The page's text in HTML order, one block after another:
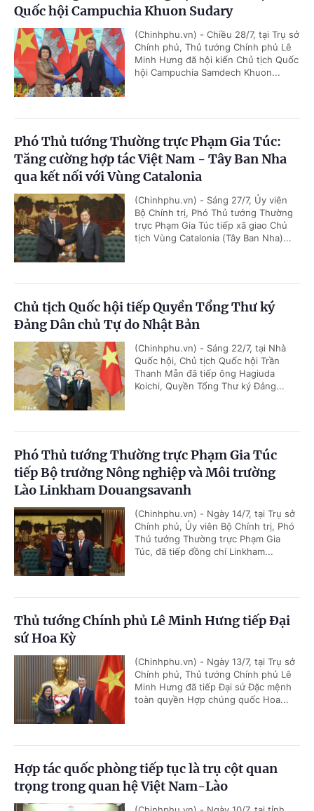
Quốc hội Campuchia Khuon Sudary
(Chinhphu.vn) - Chiều 28/7, tại Trụ sở
Chính phủ, Thủ tướng Chính phủ Lê
Minh Hưng đã hội kiến Chủ tịch Quốc
hội Campuchia Samdech Khuon...
Phó Thủ tướng Thường trực Phạm Gia Túc:
Tăng cường hợp tác Việt Nam - Tây Ban Nha
qua kết nối với Vùng Catalonia
(Chinhphu.vn) - Sáng 27/7, Ủy viên
Bộ Chính trị, Phó Thủ tướng Thường
trực Phạm Gia Túc tiếp xã giao Chủ
tịch Vùng Catalonia (Tây Ban Nha)...
Chủ tịch Quốc hội tiếp Quyền Tổng Thư ký
Đảng Dân chủ Tự do Nhật Bản
(Chinhphu.vn) - Sáng 22/7, tại Nhà
Quốc hội, Chủ tịch Quốc hội Trần
Thanh Mẫn đã tiếp ông Hagiuda
Koichi, Quyền Tổng Thư ký Đảng...
Phó Thủ tướng Thường trực Phạm Gia Túc
tiếp Bộ trưởng Nông nghiệp và Môi trường
Lào Linkham Douangsavanh
(Chinhphu.vn) - Ngày 14/7, tại Trụ sở
Chính phủ, Ủy viên Bộ Chính trị, Phó
Thủ tướng Thường trực Phạm Gia
Túc, đã tiếp đồng chí Linkham...
Thủ tướng Chính phủ Lê Minh Hưng tiếp Đại
sứ Hoa Kỳ
(Chinhphu.vn) - Ngày 13/7, tại Trụ sở
Chính phủ, Thủ tướng Chính phủ Lê
Minh Hưng đã tiếp Đại sứ Đặc mệnh
toàn quyền Hợp chúng quốc Hoa...
Hợp tác quốc phòng tiếp tục là trụ cột quan
trọng trong quan hệ Việt Nam-Lào